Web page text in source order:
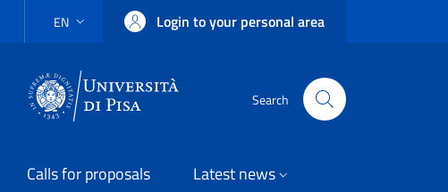
LANGUAGE SWITCHER: CURRENT LANGUAGE
EN
Login to your personal area
Search
Calls for proposals Latest news